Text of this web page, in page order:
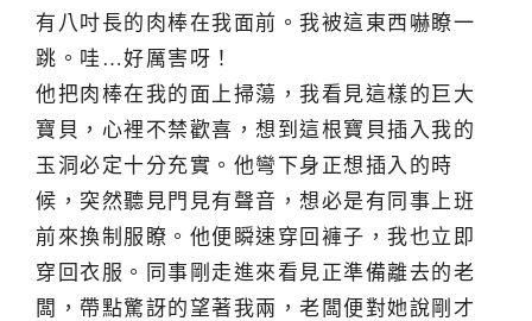
有八吋長的肉棒在我面前。我被這東西嚇瞭一
跳。哇…好厲害呀！
他把肉棒在我的面上掃蕩，我看見這樣的巨大
寶貝，心裡不禁歡喜，想到這根寶貝插入我的
玉洞必定十分充實。他彎下身正想插入的時
候，突然聽見門見有聲音，想必是有同事上班
前來換制服瞭。他便瞬速穿回褲子，我也立即
穿回衣服。同事剛走進來看見正準備離去的老
闆，帶點驚訝的望著我兩，老闆便對她說剛才